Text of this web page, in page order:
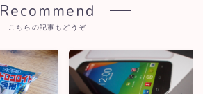
Recommend
こちらの記事もどうぞ